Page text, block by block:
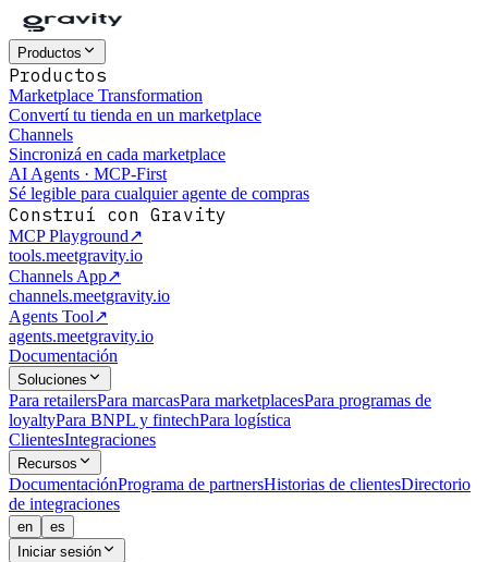
Productos
Productos
Marketplace Transformation
Convertí tu tienda en un marketplace
Channels
Sincronizá en cada marketplace
AI Agents · MCP-First
Sé legible para cualquier agente de compras
Construí con Gravity
MCP Playground↗
tools.meetgravity.io
Channels App↗
channels.meetgravity.io
Agents Tool↗
agents.meetgravity.io
Documentación
Soluciones
Para retailersPara marcasPara marketplacesPara programas de
loyaltyPara BNPL y fintechPara logística
ClientesIntegraciones
Recursos
DocumentaciónPrograma de partnersHistorias de clientesDirectorio
de integraciones
en
es
Iniciar sesión